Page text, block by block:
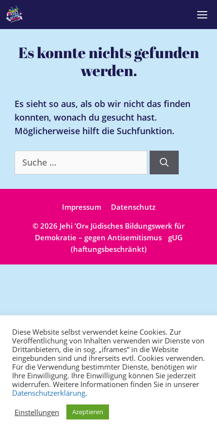
Zum
Inhalt
Es konnte nichts gefunden
werden.
Es sieht so aus, als ob wir nicht das finden
konnten, wonach du gesucht hast.
Möglicherweise hilft die Suchfunktion.
Suche
Impressum
Datenschutz
© 2026 Jehi ʼOr« Jüdisches Bildungswerk für
Demokratie – gegen Antisemitismus gUG
(haftungsbeschränkt)
Diese Website selbst verwendet keine Cookies. Zur
Veröffentlichung von Inhalten verwenden wir Dienste von
Drittanbietern, die in sog. „iframes“ in die Website
eingebunden sind und ihrerseits evtl. Cookies verwenden.
Für die Verwendung bestimmter Dienste, benötigen wir
Ihre Einwilligung. Ihre Einwilligung können Sie jederzeit
widerrufen. Weitere Informationen finden Sie in unserer
Datenschutzerklärung.
Einstellungen
Azeptieren